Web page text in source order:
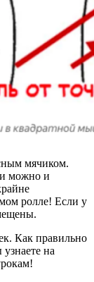
мячиком.
можно и
ролле! Если у
Как правильно
на